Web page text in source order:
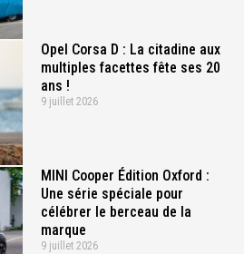
Opel Corsa D : La citadine aux
multiples facettes fête ses 20
ans !
9 juillet 2026
MINI Cooper Édition Oxford :
Une série spéciale pour
célébrer le berceau de la
marque
9 juillet 2026